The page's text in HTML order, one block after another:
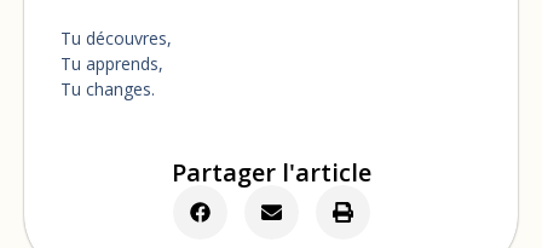
Tu découvres,
Tu apprends,
Tu changes.
Partager l'article